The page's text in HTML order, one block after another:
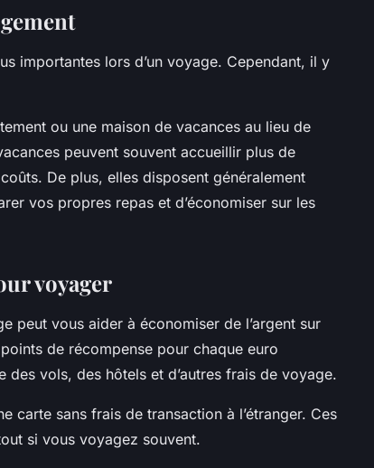
importantes lors d’un voyage. Cependant, il y
ou une maison de vacances au lieu de
peuvent souvent accueillir plus de
De plus, elles disposent généralement
vos propres repas et d’économiser sur les
voyager
peut vous aider à économiser de l’argent sur
de récompense pour chaque euro
vols, des hôtels et d’autres frais de voyage.
carte sans frais de transaction à l’étranger. Ces
si vous voyagez souvent.